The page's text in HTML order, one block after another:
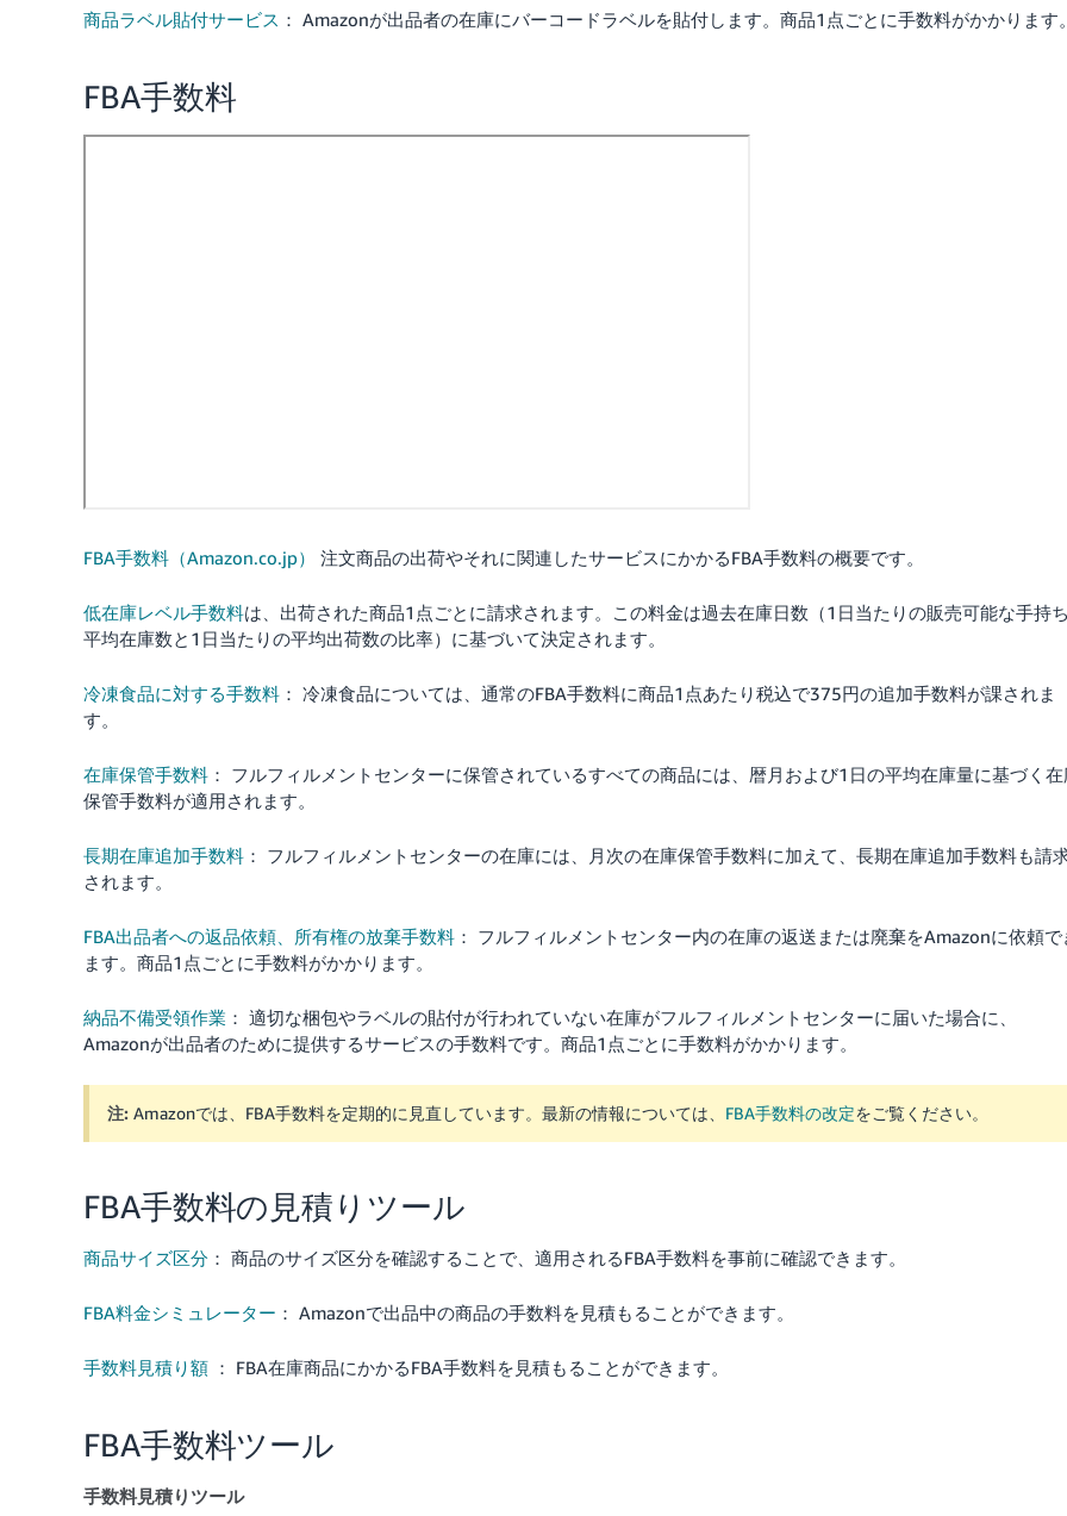
商品ラベル貼付サービス ： Amazonが出品者の在庫にバーコードラベルを貼付します。商品1点ごとに手数料がかかります
FBA手数料
FBA手数料（Amazon.co.jp） 注文商品の出荷やそれに関連したサービスにかかるFBA手数料の概要です。
低在庫レベル手数料は、出荷された商品1点ごとに請求されます。この料金は過去在庫日数（1日当たりの販売可能な手持
平均在庫数と1日当たりの平均出荷数の比率）に基づいて決定されます。
冷凍食品に対する手数料 ： 冷凍食品については、通常のFBA手数料に商品1点あたり税込で375円の追加手数料が課されま
す。
在庫保管手数料 ： フルフィルメントセンターに保管されているすべての商品には、暦月および1日の平均在庫量に基づく
保管手数料が適用されます。
長期在庫追加手数料 ： フルフィルメントセンターの在庫には、月次の在庫保管手数料に加えて、長期在庫追加手数料も請
されます。
FBA出品者への返品依頼、所有権の放棄手数料 ： フルフィルメントセンター内の在庫の返送または廃棄をAmazonに依頼で
ます。商品1点ごとに手数料がかかります。
納品不備受領作業 ： 適切な梱包やラベルの貼付が行われていない在庫がフルフィルメントセンターに届いた場合に、
Amazonが出品者のために提供するサービスの手数料です。商品1点ごとに手数料がかかります。
注: Amazonでは、FBA手数料を定期的に見直しています。最新の情報については、 FBA手数料の改定をご覧ください。
FBA手数料の見積りツール
商品サイズ区分 ： 商品のサイズ区分を確認することで、適用されるFBA手数料を事前に確認できます。
FBA料金シミュレーター ： Amazonで出品中の商品の手数料を見積もることができます。
手数料見積り額 ： FBA在庫商品にかかるFBA手数料を見積もることができます。
FBA手数料ツール
手数料見積りツール